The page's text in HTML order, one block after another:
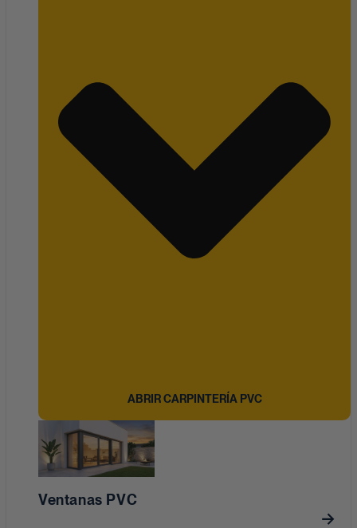
ABRIR CARPINTERÍA PVC
Ventanas PVC